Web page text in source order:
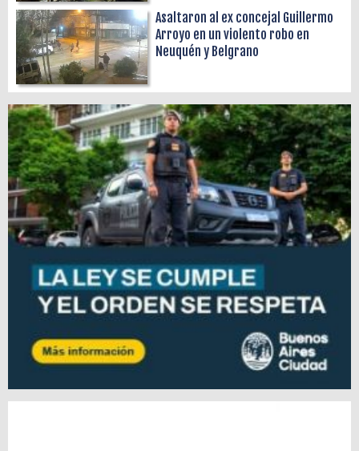
Asaltaron al ex concejal Guillermo
Arroyo en un violento robo en
Neuquén y Belgrano